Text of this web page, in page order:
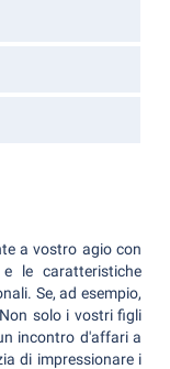
a vostro agio con
le caratteristiche
Se, ad esempio,
solo i vostri figli
incontro d'affari a
di impressionare i